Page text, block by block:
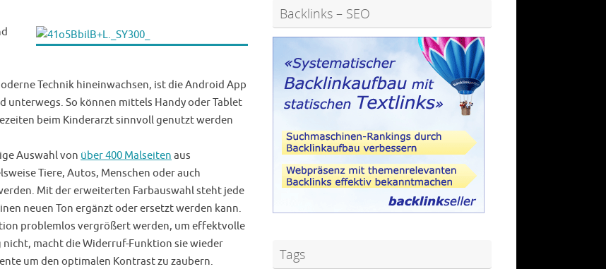
Technik hineinwachsen, ist die Android App
unterwegs. So können mittels Handy oder Tablet
beim Kinderarzt sinnvoll genutzt werden
Auswahl von über 400 Malseiten aus
Tiere, Autos, Menschen oder auch
Mit der erweiterten Farbauswahl steht jede
neuen Ton ergänzt oder ersetzt werden kann.
problemlos vergrößert werden, um effektvolle
nicht, macht die Widerruf-Funktion sie wieder
um den optimalen Kontrast zu zaubern.
Backlinks – SEO
Tags